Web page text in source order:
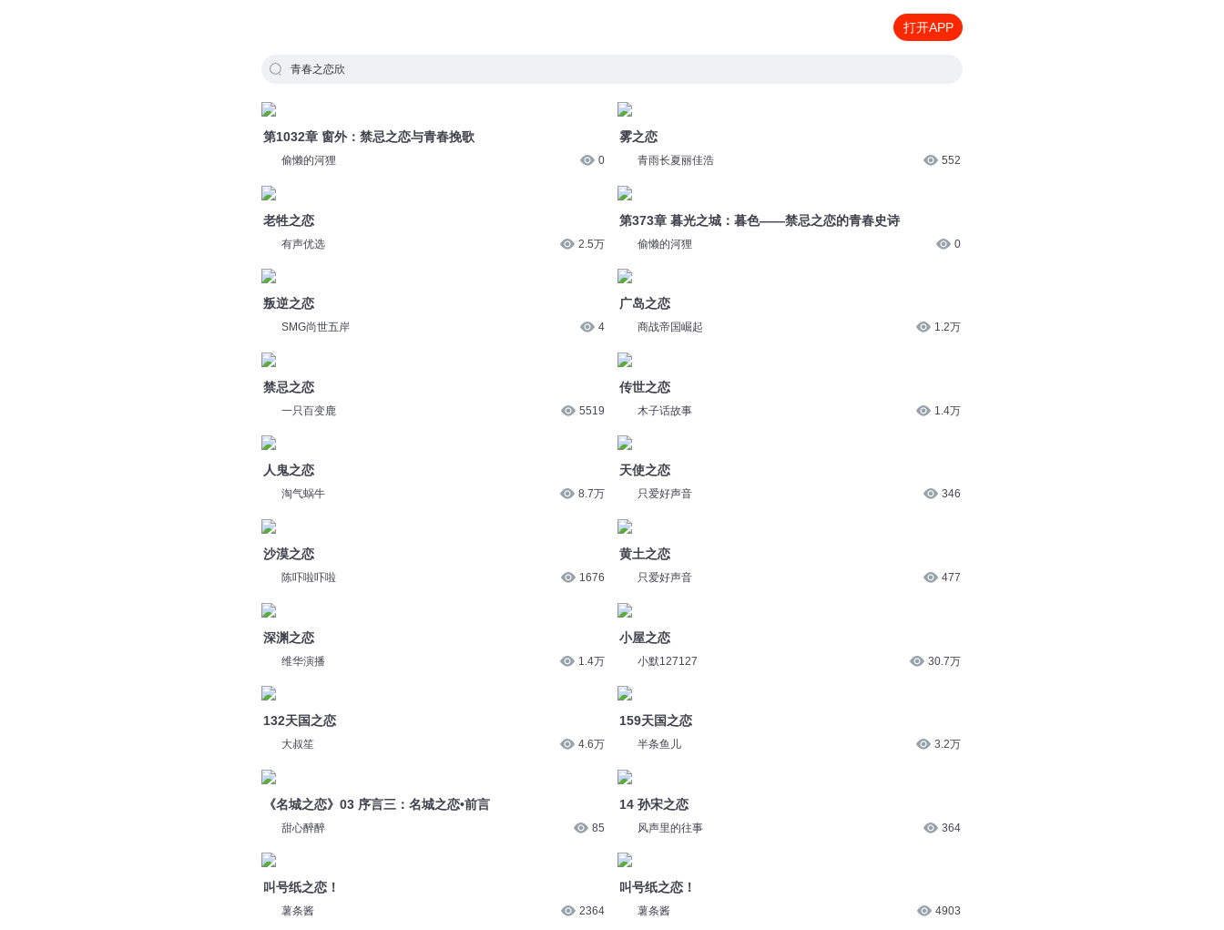
打开APP
青春之恋欣
第1032章 窗外：禁忌之恋与青春挽歌
偷懒的河狸 0
老牲之恋
有声优选 2.5万
叛逆之恋
SMG尚世五岸 4
禁忌之恋
一只百变鹿 5519
人鬼之恋
淘气蜗牛 8.7万
沙漠之恋
陈吓啦吓啦 1676
深渊之恋
维华演播 1.4万
132天国之恋
大叔笙 4.6万
《名城之恋》03 序言三：名城之恋•前言
甜心醉醉 85
叫号纸之恋！
薯条酱 2364
雾之恋
青雨长夏丽佳浩 552
第373章 暮光之城：暮色——禁忌之恋的青春史诗
偷懒的河狸 0
广岛之恋
商战帝国崛起 1.2万
传世之恋
木子话故事 1.4万
天使之恋
只爱好声音 346
黄土之恋
只爱好声音 477
小屋之恋
小默127127 30.7万
159天国之恋
半条鱼儿 3.2万
14 孙宋之恋
风声里的往事 364
叫号纸之恋！
薯条酱 4903